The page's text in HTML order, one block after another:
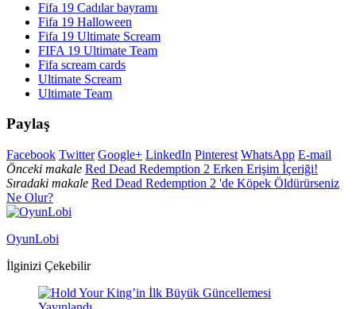
Fifa 19 Cadılar bayramı
Fifa 19 Halloween
Fifa 19 Ultimate Scream
FIFA 19 Ultimate Team
Fifa scream cards
Ultimate Scream
Ultimate Team
Paylaş
Facebook Twitter Google+ LinkedIn Pinterest WhatsApp E-mail
Önceki makale Red Dead Redemption 2 Erken Erişim İçeriği!
Sıradaki makale Red Dead Redemption 2 'de Köpek Öldürürseniz
Ne Olur?
OyunLobi
İlginizi Çekebilir